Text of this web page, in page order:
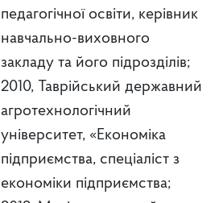
педагогічної освіти, керівник
навчально-виховного
закладу та його підрозділів;
2010, Таврійський державний
агротехнологічний
університет, «Економіка
підприємства, спеціаліст з
економіки підприємства;